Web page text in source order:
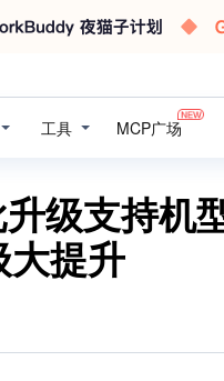
工具 MCP广场
级支持机
提升